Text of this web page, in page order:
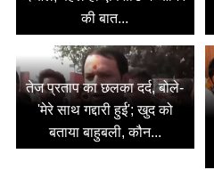
की बात...
तेज प्रताप का छलका दर्द, बोले-
'मेरे साथ गद्दारी हुई'; खुद को
बताया बाहुबली, कौन...